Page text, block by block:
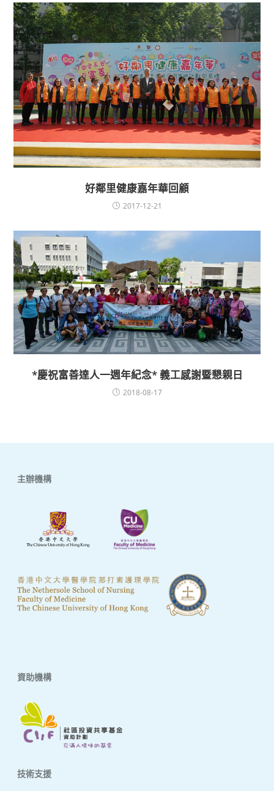
好鄰里健康嘉年華回顧
2017-12-21
*慶祝富善達人一週年紀念* 義工感謝暨懇親日
2018-08-17
主辦機構
資助機構
技術支援